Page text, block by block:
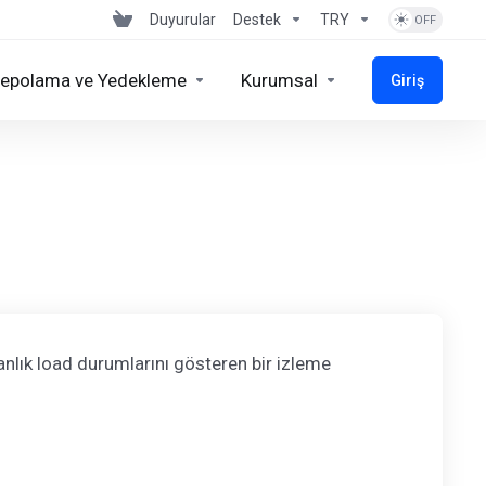
Duyurular Destek TRY
ve Yedekleme Kurumsal Giriş
load durumlarını gösteren bir izleme